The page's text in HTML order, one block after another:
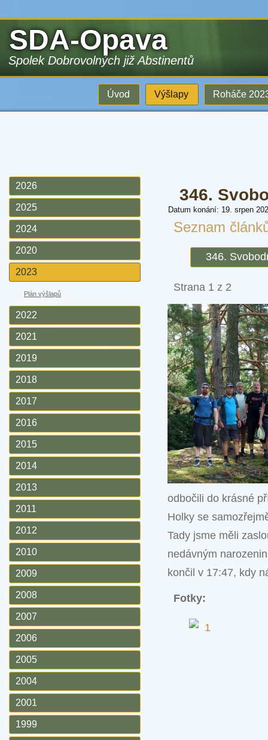
SDA-Opava
Spolek Dobrovolných již Abstinentů
Úvod Výšlapy Roháče
2026
2025
2024
2020
2023
Plán výšlapů
2022
2021
2019
2018
2017
2016
2015
2014
2013
2011
2012
2010
2009
2008
2007
2006
2005
2004
2001
1999
346.
Datum konání: 19. srpen
Seznam
346.
Strana 1 z 2
odbočili do krásné
Holky se
Tady jsme měli
nedávným
končil v 17:47, kdy
Fotky: